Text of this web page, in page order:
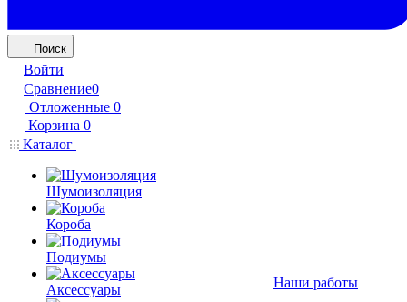
Поиск
Войти
Сравнение0
Отложенные 0
Корзина 0
Каталог
Шумоизоляция
Короба
Подиумы
Аксессуары
Наши работы